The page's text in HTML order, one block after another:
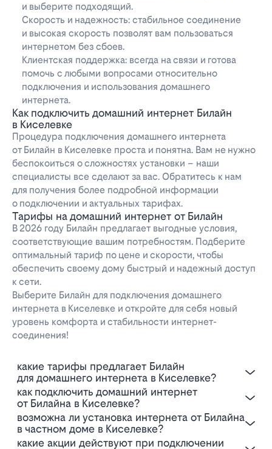
и выберите подходящий.
Скорость и надежность: стабильное соединение
и высокая скорость позволят вам пользоваться
интернетом без сбоев.
Клиентская поддержка: всегда на связи и готова
помочь с любыми вопросами относительно
подключения и использования домашнего
интернета.
Как подключить домашний интернет Билайн
в Киселевке
Процедура подключения домашнего интернета
от Билайн в Киселевке проста и понятна. Вам не нужно
беспокоиться о сложностях установки – наши
специалисты все сделают за вас. Обратитесь к нам
для получения более подробной информации
о подключении и актуальных тарифах.
Тарифы на домашний интернет от Билайн
В 2026 году Билайн предлагает выгодные условия,
соответствующие вашим потребностям. Подберите
оптимальный тариф по цене и скорости, чтобы
обеспечить своему дому быстрый и надежный доступ
к сети.
Выберите Билайн для подключения домашнего
интернета в Киселевке и откройте для себя новый
уровень комфорта и стабильности интернет-
соединения!
Какие тарифы предлагает Билайн
для домашнего интернета в Киселевке?
Как подключить домашний интернет
от Билайна в Киселевке?
Возможна ли установка интернета от Билайна
в частном доме в Киселевке?
Какие акции действуют при подключении